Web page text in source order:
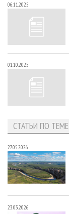
06.11.2025
01.10.2025
СТАТЬИ ПО ТЕМЕ
27.05.2026
23.03.2026